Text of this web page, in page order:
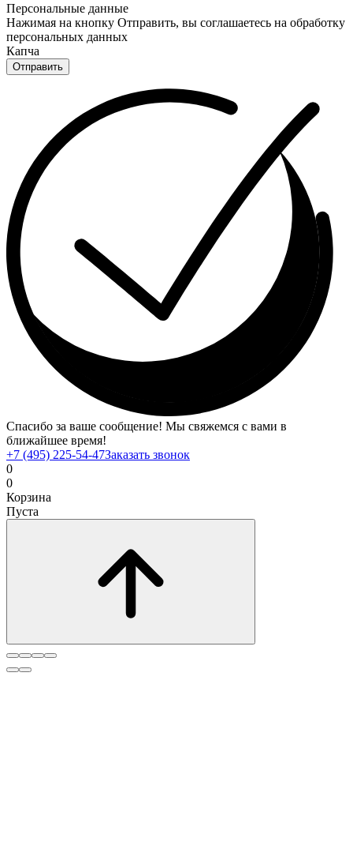
Персональные данные
Нажимая на кнопку Отправить, вы соглашаетесь на обработку
персональных данных
Капча
Отправить
Спасибо за ваше сообщение! Мы свяжемся с вами в
ближайшее время!
+7 (495) 225-54-47Заказать звонок
0
0
Корзина
Пуста